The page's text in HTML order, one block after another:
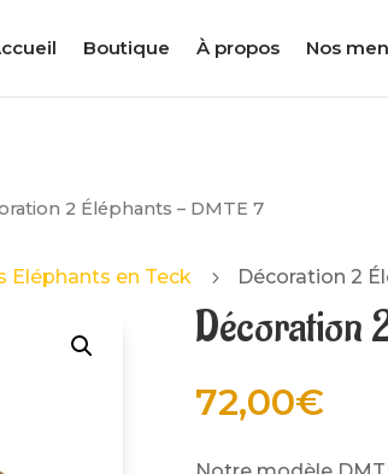
Boutique À propos Nos
2 Éléphants – DMTE 7
Eléphants en Teck 5 Décoration 2
Décoration
72,00€